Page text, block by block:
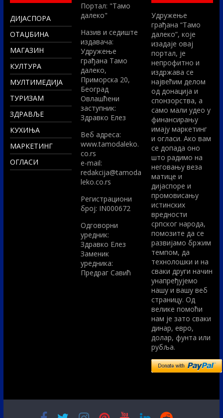
ДИЈАСПОРА
ОТАЏБИНА
МАГАЗИН
КУЛТУРА
МУЛТИМЕДИЈА
ТУРИЗАМ
ЗДРАВЉЕ
КУХИЊА
МАРКЕТИНГ
ОГЛАСИ
Портал: "Тамо
далеко"
Назив и седиште
издавача:
Удружење
грађана Тамо
далеко,
Приморска 20,
Београд
Овлашћени
заступник:
Здравко Елез
Вeб адреса:
www.tamodaleko.
co.rs
e-mail:
redakcija@tamoda
leko.co.rs
Регистрациони
број: IN000672
Одговорни
уредник:
Здравко Елез
Заменик
уредника:
Предраг Савић
Удружење
грађана “Тамо
далеко”, које
изадаје овај
портал, је
непрофитно и
издржава се
највећим делом
од донација и
спонзорства, а
само мали удео у
финансирању
имају маркетинг
и огласи. Ако вам
се допада оно
што радимо на
неговању веза
матице и
дијаспоре и
промовисању
истинских
вредности
српског народа,
помозите да се
развијамо бржим
темпом, да
технолошки и на
сваки други начин
унапређујемо
нашу и вашу веб
страницу. Од
велике помоћи
нам је зато сваки
динар, евро,
долар, фунта или
рубља.